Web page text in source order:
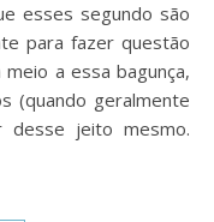
esses segundo são
para fazer questão
a essa bagunça,
(quando geralmente
desse jeito mesmo.